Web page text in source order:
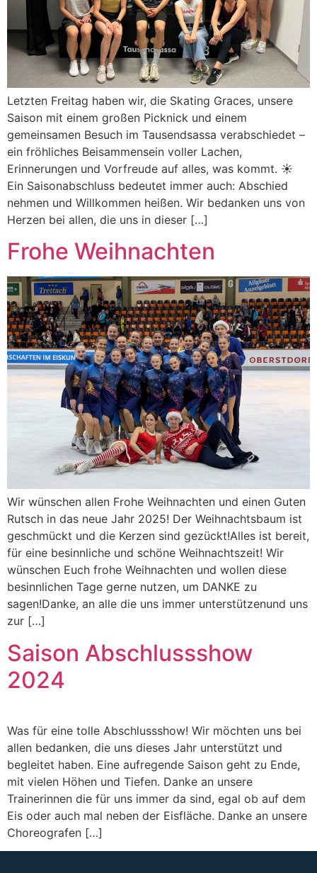
Letzten Freitag haben wir, die Skating Graces, unsere
Saison mit einem großen Picknick und einem
gemeinsamen Besuch im Tausendsassa verabschiedet –
ein fröhliches Beisammensein voller Lachen,
Erinnerungen und Vorfreude auf alles, was kommt. ☀️
Ein Saisonabschluss bedeutet immer auch: Abschied
nehmen und Willkommen heißen. Wir bedanken uns von
Herzen bei allen, die uns in dieser […]
Frohe Weihnachten
Wir wünschen allen Frohe Weihnachten und einen Guten
Rutsch in das neue Jahr 2025! Der Weihnachtsbaum ist
geschmückt und die Kerzen sind gezückt!Alles ist bereit,
für eine besinnliche und schöne Weihnachtszeit! Wir
wünschen Euch frohe Weihnachten und wollen diese
besinnlichen Tage gerne nutzen, um DANKE zu
sagen!Danke, an alle die uns immer unterstützenund uns
zur […]
Saison Abschlussshow
2024
Was für eine tolle Abschlussshow! Wir möchten uns bei
allen bedanken, die uns dieses Jahr unterstützt und
begleitet haben. Eine aufregende Saison geht zu Ende,
mit vielen Höhen und Tiefen. Danke an unsere
Trainerinnen die für uns immer da sind, egal ob auf dem
Eis oder auch mal neben der Eisfläche. Danke an unsere
Choreografen […]